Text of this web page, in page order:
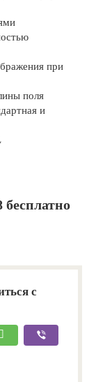
при
поля
и
бесплатно
с